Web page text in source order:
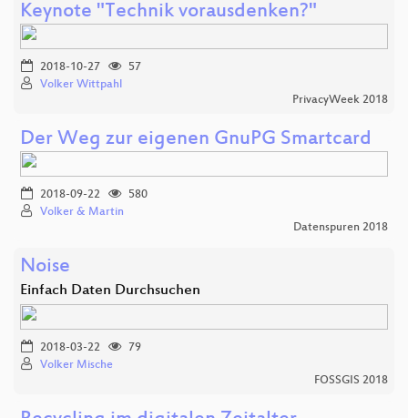
Keynote "Technik vorausdenken?"
2018-10-27
57
Volker Wittpahl
PrivacyWeek 2018
Der Weg zur eigenen GnuPG Smartcard
2018-09-22
580
Volker & Martin
Datenspuren 2018
Noise
Einfach Daten Durchsuchen
2018-03-22
79
Volker Mische
FOSSGIS 2018